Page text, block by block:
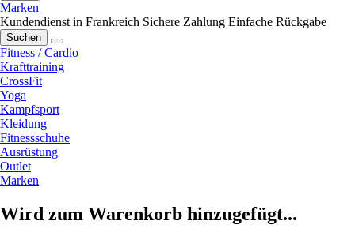
Marken
Kundendienst in Frankreich Sichere Zahlung Einfache Rückgabe
Suchen
Fitness / Cardio
Krafttraining
CrossFit
Yoga
Kampfsport
Kleidung
Fitnessschuhe
Ausrüstung
Outlet
Marken
Wird zum Warenkorb hinzugefügt...